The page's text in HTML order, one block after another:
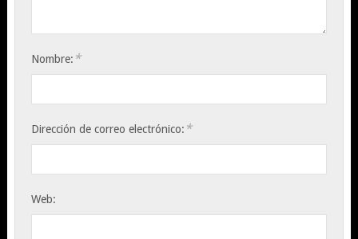
Nombre: *
Dirección de correo electrónico: *
Web: